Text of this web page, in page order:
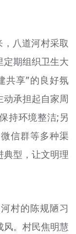
，八道河村采取
定期组织卫生大
共享”的良好氛
承担起自家周
持环境整洁;另
信群等多种渠
型，让文明理
村的陈规陋习
。村民焦明慧